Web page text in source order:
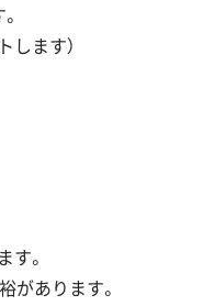
します）
。
あります。